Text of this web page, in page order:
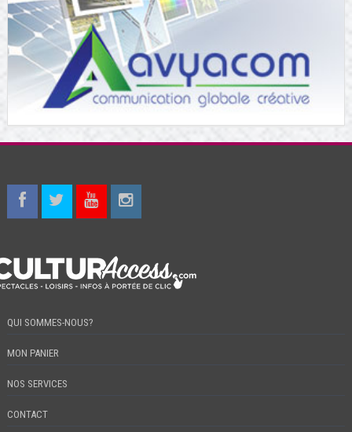
QUI SOMMES-NOUS?
MON PANIER
NOS SERVICES
CONTACT